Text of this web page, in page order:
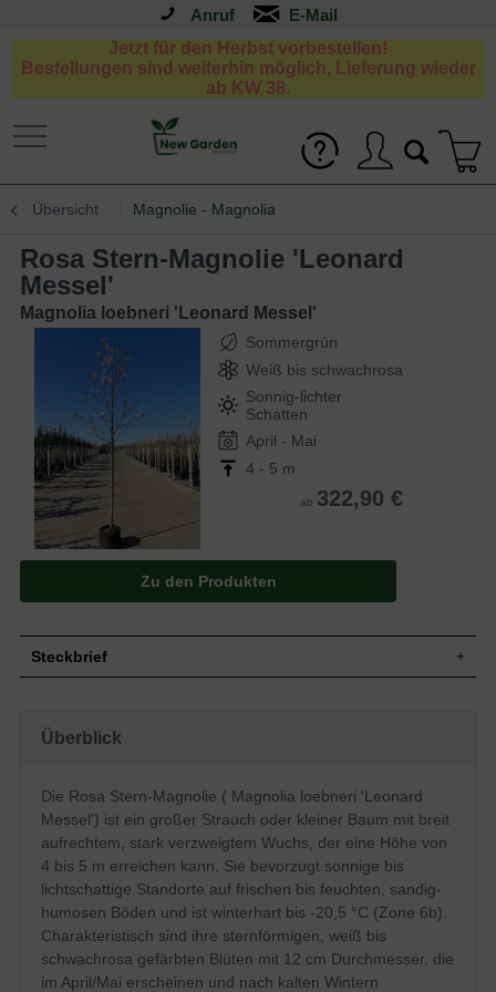
Anruf
Jetzt für den Herbst vorbestellen!
Bestellungen sind weiterhin möglich, Lieferung wieder
ab KW 38.
Übersicht Magnolie - Magnolia
Rosa Stern-Magnolie 'Leonard
Messel'
Magnolia loebneri 'Leonard Messel'
Sommergrün
Weiß bis schwachrosa
Sonnig-lichter
Schatten
April - Mai
4 - 5 m
ab 322,90 €
Zu den Produkten
Steckbrief
Wuchs
Wuchshöhe
4 - 5 m
Blatt
Sommergrün, elliptisch, mittelgrün, 12 bis
15 cm lang
Frucht
Keine
Blüte
Sternförmige Einzelblüten, weiß bis
schwachrosa, 12 cm breit
Blütezeit
April / Mai
Rinde
Zunächst olivfarben, später dunkler
Wurzeln
Fleischig, flach und tief ausgebreitet
Überblick
Die Rosa Stern-Magnolie ( Magnolia loebneri 'Leonard
Messel') ist ein großer Strauch oder kleiner Baum mit breit
aufrechtem, stark verzweigtem Wuchs, der eine Höhe von
4 bis 5 m erreichen kann. Sie bevorzugt sonnige bis
lichtschattige Standorte auf frischen bis feuchten, sandig-
humosen Böden und ist winterhart bis -20,5 °C (Zone 6b).
Charakteristisch sind ihre sternförmigen, weiß bis
schwachrosa gefärbten Blüten mit 12 cm Durchmesser, die
im April/Mai erscheinen und nach kalten Wintern